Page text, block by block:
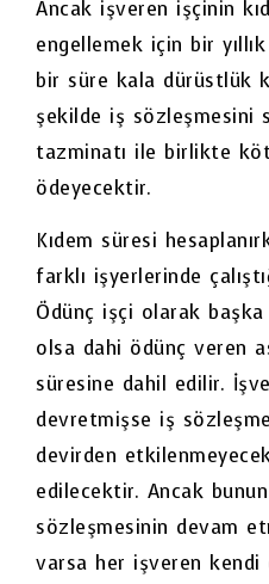
Ancak işveren işçinin
engellemek için bir
bir süre kala dürüstlük
şekilde iş sözleşmesini
tazminatı ile birlikte
ödeyecektir.
Kıdem süresi
farklı işyerlerinde
Ödünç işçi olarak başka
olsa dahi ödünç veren
süresine dahil edilir.
devretmişse iş
devirden
edilecektir. Ancak
sözleşmesinin devam
varsa her işveren kendi